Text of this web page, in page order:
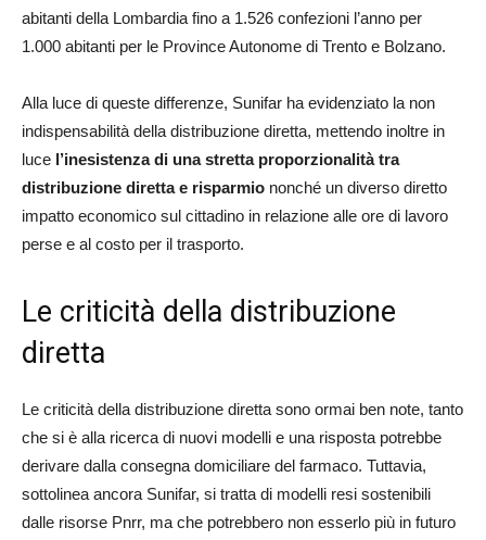
abitanti della Lombardia fino a 1.526 confezioni l’anno per
1.000 abitanti per le Province Autonome di Trento e Bolzano.
Alla luce di queste differenze, Sunifar ha evidenziato la non
indispensabilità della distribuzione diretta, mettendo inoltre in
luce l’inesistenza di una stretta proporzionalità tra
distribuzione diretta e risparmio nonché un diverso diretto
impatto economico sul cittadino in relazione alle ore di lavoro
perse e al costo per il trasporto.
Le criticità della distribuzione
diretta
Le criticità della distribuzione diretta sono ormai ben note, tanto
che si è alla ricerca di nuovi modelli e una risposta potrebbe
derivare dalla consegna domiciliare del farmaco. Tuttavia,
sottolinea ancora Sunifar, si tratta di modelli resi sostenibili
dalle risorse Pnrr, ma che potrebbero non esserlo più in futuro